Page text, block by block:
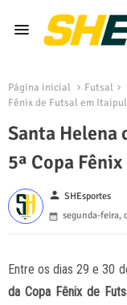
Página inicial Futsal
Fênix de Futsal em
Santa
5ª Copa
person SHEsportes
segunda-feira,
Entre os dias 29 e 30
da Copa Fênix de